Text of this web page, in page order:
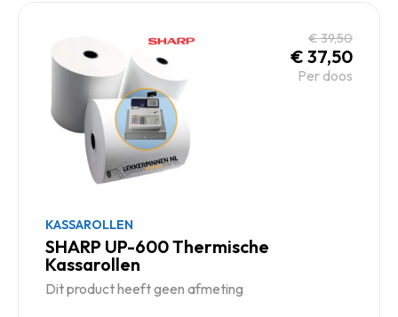
€39,50
€ 37,50
Per doos
KASSAROLLEN
SHARP UP-600 Thermische
Kassarollen
Dit product heeft geen afmeting